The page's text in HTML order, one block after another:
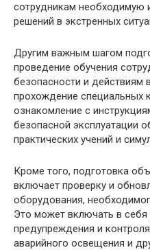
сотрудникам необходимую
решений в экстренных
Другим важным шагом
проведение обучения
безопасности и действиям
прохождение специальных
ознакомление с
безопасной эксплуатации
практических учений и
Кроме того, подготовка
включает проверку и
оборудования,
Это может включать в себя
предупреждения и
аварийного освещения и